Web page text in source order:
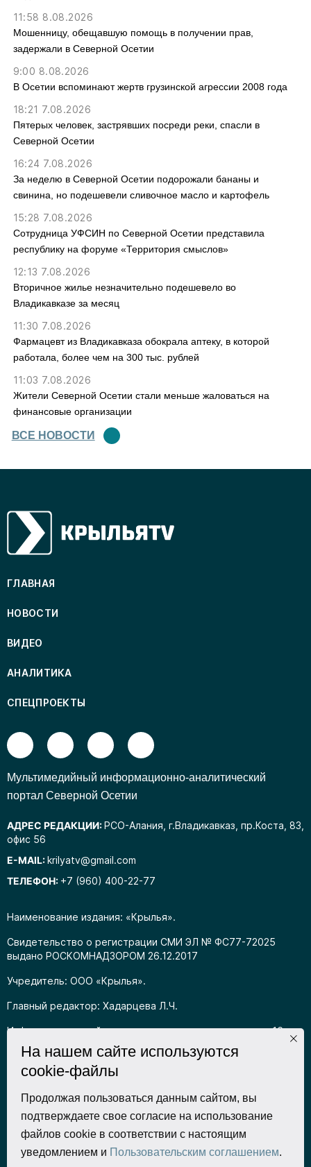
11:58 8.08.2026
Мошенницу, обещавшую помощь в получении прав,
задержали в Северной Осетии
9:00 8.08.2026
В Осетии вспоминают жертв грузинской агрессии 2008 года
18:21 7.08.2026
Пятерых человек, застрявших посреди реки, спасли в
Северной Осетии
16:24 7.08.2026
За неделю в Северной Осетии подорожали бананы и
свинина, но подешевели сливочное масло и картофель
15:28 7.08.2026
Сотрудница УФСИН по Северной Осетии представила
республику на форуме «Территория смыслов»
12:13 7.08.2026
Вторичное жилье незначительно подешевело во
Владикавказе за месяц
11:30 7.08.2026
Фармацевт из Владикавказа обокрала аптеку, в которой
работала, более чем на 300 тыс. рублей
11:03 7.08.2026
Жители Северной Осетии стали меньше жаловаться на
финансовые организации
ВСЕ НОВОСТИ
Наименование издания: «Крылья».
Свидетельство о регистрации СМИ ЭЛ № ФС77-72025
выдано РОСКОМНАДЗОРОМ 26.12.2017
Учредитель: ООО «Крылья».
Главный редактор: Хадарцева Л.Ч.
Информация на сайте предназначена для лиц старше 16
лет.
Все права на любые материалы, опубликованные на сайте,
защищены в соответствии с российским
законодательством об интеллектуальной собственности.
Любое использование текстовых, фото, аудио и
видеоматериалов возможно только с согласия
правообладателя (ООО «Крылья») и при строгом наличии
ссылки на ресурс. Для сетевых ресурсов – гиперссылка.
ГЛАВНАЯ
НОВОСТИ
ВИДЕО
АНАЛИТИКА
СПЕЦПРОЕКТЫ
Mультимедийный информационно-аналитический
портал Северной Осетии
АДРЕС РЕДАКЦИИ:РСО-Алания, г.Владикавказ, пр.Коста, 83,
офис 56
E-MAIL:krilyatv@gmail.com
ТЕЛЕФОН: +7 (960) 400-22-77
На нашем сайте используются
cookie-файлы
Продолжая пользоваться данным сайтом, вы
подтверждаете свое согласие на использование
файлов cookie в соответствии с настоящим
уведомлением и Пользовательским соглашением.